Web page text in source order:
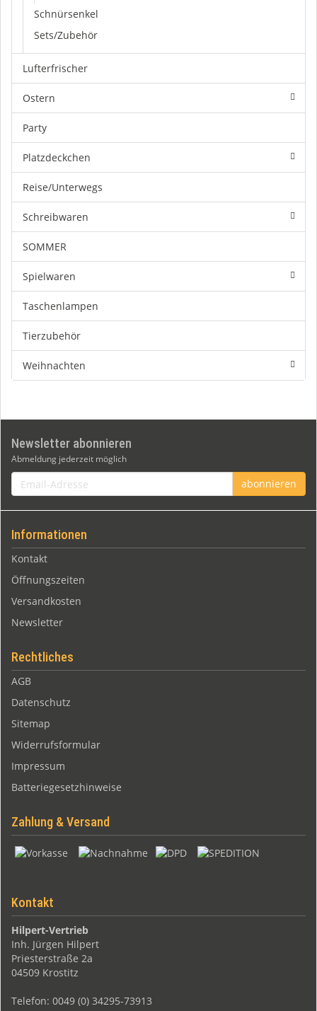
Schnürsenkel
Sets/Zubehör
Lufterfrischer
Ostern
Party
Platzdeckchen
Reise/Unterwegs
Schreibwaren
SOMMER
Spielwaren
Taschenlampen
Tierzubehör
Weihnachten
Newsletter abonnieren
Abmeldung jederzeit möglich
Email-
Adresse
abonnieren
Informationen
Kontakt
Öffnungszeiten
Versandkosten
Newsletter
Rechtliches
AGB
Datenschutz
Sitemap
Widerrufsformular
Impressum
Batteriegesetzhinweise
Zahlung & Versand
Kontakt
Hilpert-Vertrieb
Inh. Jürgen Hilpert
Priesterstraße 2a
04509 Krostitz
Telefon: 0049 (0) 34295-73913